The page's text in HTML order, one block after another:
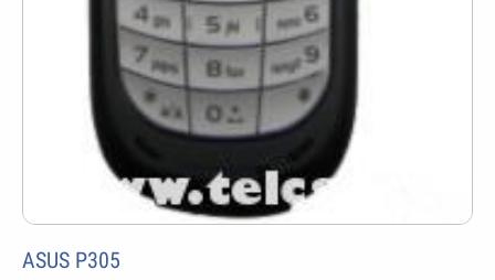
ASUS P305